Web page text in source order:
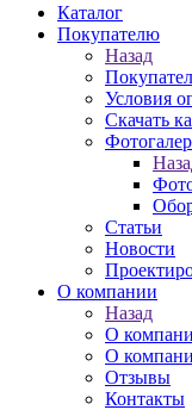
Каталог
Покупателю
Назад
Условия
Скачать
Статьи
Новости
О компании
Назад
О
О
Отзывы
Контакты